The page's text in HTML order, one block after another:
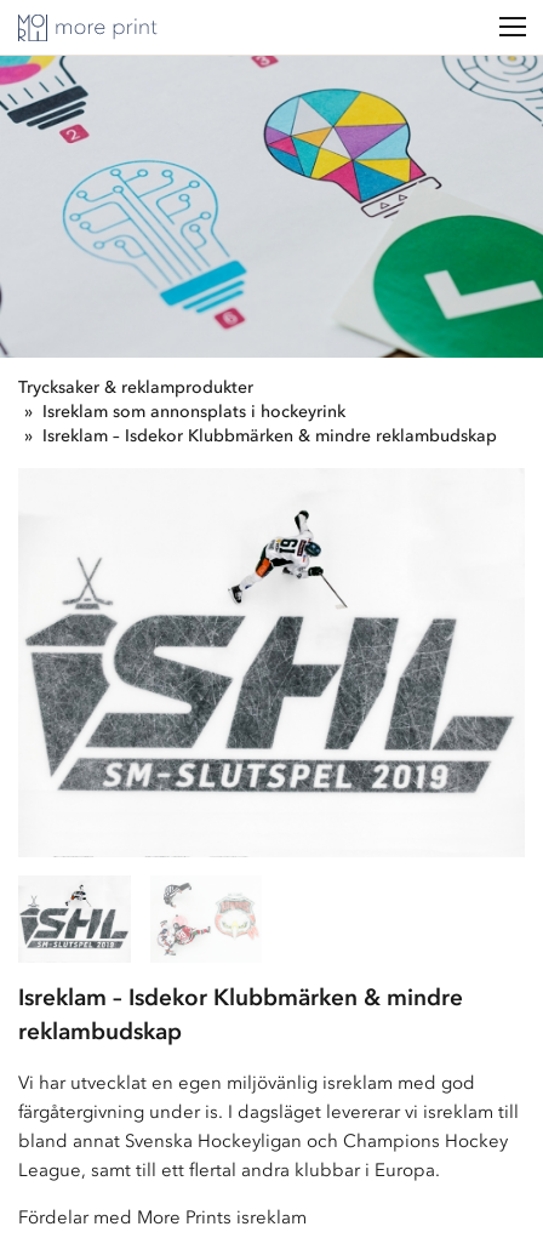
Trycksaker & reklamprodukter
Isreklam som annonsplats i hockeyrink
Isreklam – Isdekor Klubbmärken & mindre reklambudskap
Isreklam – Isdekor Klubbmärken & mindre
reklambudskap
Vi har utvecklat en egen miljövänlig isreklam med god
färgåtergivning under is. I dagsläget levererar vi isreklam till
bland annat Svenska Hockeyligan och Champions Hockey
League, samt till ett flertal andra klubbar i Europa.
Fördelar med More Prints isreklam